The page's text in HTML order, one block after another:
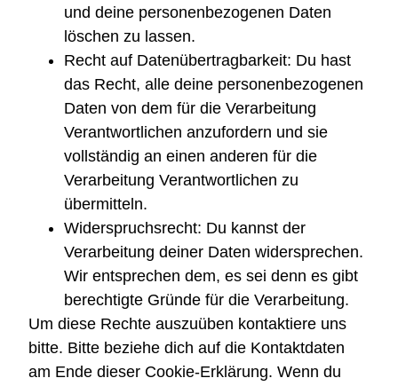
und deine personenbezogenen Daten
löschen zu lassen.
Recht auf Datenübertragbarkeit: Du hast
das Recht, alle deine personenbezogenen
Daten von dem für die Verarbeitung
Verantwortlichen anzufordern und sie
vollständig an einen anderen für die
Verarbeitung Verantwortlichen zu
übermitteln.
Widerspruchsrecht: Du kannst der
Verarbeitung deiner Daten widersprechen.
Wir entsprechen dem, es sei denn es gibt
berechtigte Gründe für die Verarbeitung.
Um diese Rechte auszuüben kontaktiere uns
bitte. Bitte beziehe dich auf die Kontaktdaten
am Ende dieser Cookie-Erklärung. Wenn du